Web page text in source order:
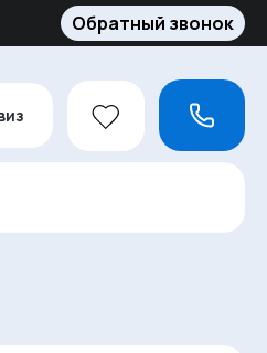
Обратный звонок